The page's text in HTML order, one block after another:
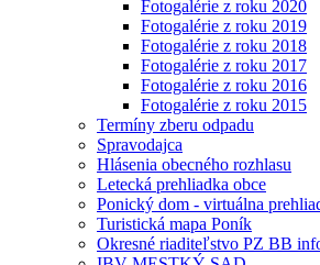
Fotogalérie z roku 2020
Fotogalérie z roku 2019
Fotogalérie z roku 2018
Fotogalérie z roku 2017
Fotogalérie z roku 2016
Fotogalérie z roku 2015
Termíny zberu odpadu
Spravodajca
Hlásenia obecného rozhlasu
Letecká prehliadka obce
Ponický dom - virtuálna
Turistická mapa Poník
Okresné riaditeľstvo PZ BB